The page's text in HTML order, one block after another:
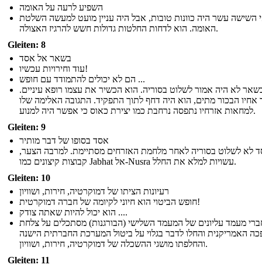
השפיע לרעה על האומה
השישה עשר היה כוונות טובות, אבל היה עניין מועט למעשה השלטת
האומה. הוא לדחות החלטות גדולות חשש להרגיז האצולה.
Gleiten: 8
בשאר אל אסד
עוד וחירויות עכשיו!
הם לא יכולים להתמודד עם חופש ...
לא היה אמור לשלוט בסוריה. הוא הכשיר את עצמו רופא עיניים.
הבכור מתים, הוא היה דחף לתוך התפקיד. התגובה האלימה שלו
למחאות אזרחיו נתפסה נרחבת כמו יצירת כאוס כי אפשר היה למנוע.
Gleiten: 9
אסד בסופו של דבר מותיר
לא לשלוט בסוריה לאחר מלחמת האזרחים מסתיימת. למרבה הצער,
קבוצות קיצונים כמו Jabhat אל-Nusra עשויות למלא את החלל.
Gleiten: 10
רעיונות הציתו של דמוקרטיה, חירות, ושוויון
חופש הביטוי הוא חיוני לקיומה של חברה דמוקרטית!
הוא יכול להיות שאתה צודק ....
מעמד עליונים של המעמד השלישי (הבורגנות) מסתכלים על צלחת
האמריקנית והחלו לדבר בגלוי על ביטול המערכת החברתית הישנה
והחלפתו מושגי ההשכלה של דמוקרטיה, חירות, ושוויון.
Gleiten: 11